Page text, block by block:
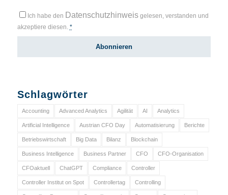
Ich habe den Datenschutzhinweisgelesen, verstanden und
akzeptiere diesen. *
Schlagwörter
Accounting Advanced Analytics Agilität AI Analytics
Artificial Intelligence Austrian CFO Day Automatisierung Berichte
Betriebswirtschaft Big Data Bilanz Blockchain
Business Intelligence Business Partner CFO CFO-Organisation
CFOaktuell ChatGPT Compliance Controller
Controller Institut on Spot Controllertag Controlling